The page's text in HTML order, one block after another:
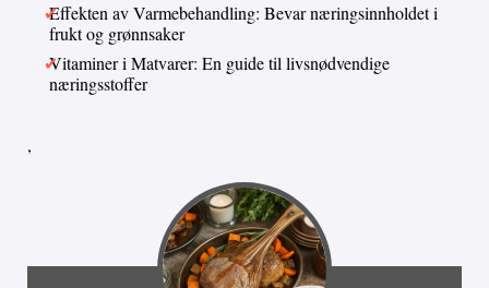
Effekten av Varmebehandling: Bevar næringsinnholdet i
frukt og grønnsaker
Vitaminer i Matvarer: En guide til livsnødvendige
næringsstoffer
,